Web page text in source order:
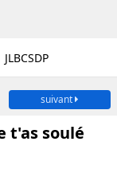
JLBCSDP
suivant
t'as soulé